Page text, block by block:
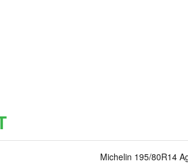
Michelin 195/80R14